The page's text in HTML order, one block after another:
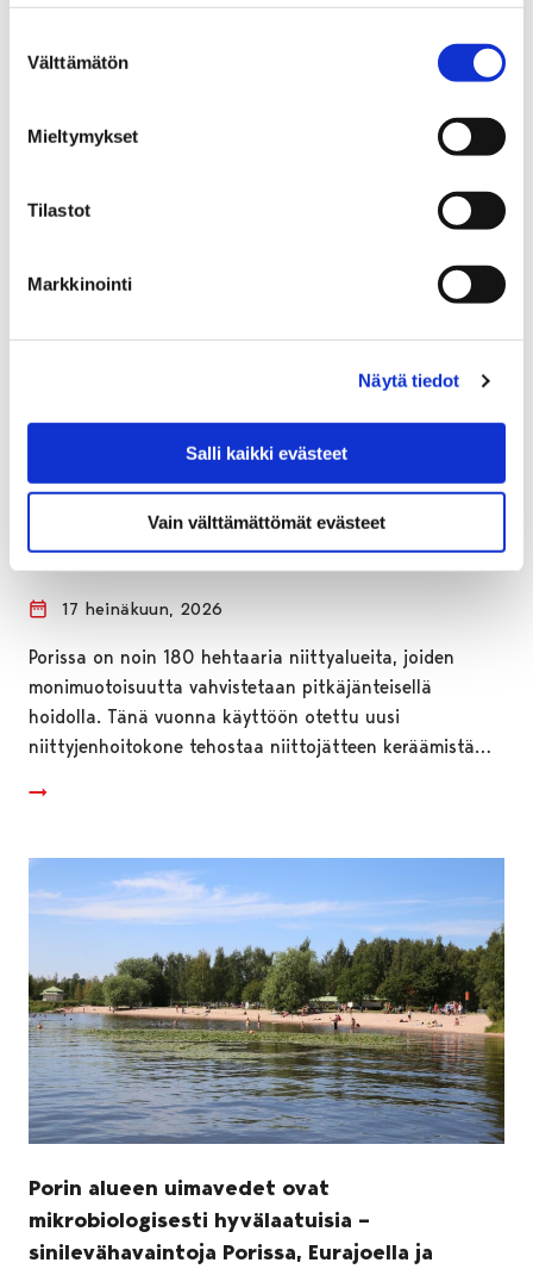
valinta
Välttämätön
Mieltymykset
Tilastot
Markkinointi
Näytä tiedot
Salli kaikki evästeet
Vain välttämättömät evästeet
konservoitavaksi. Teos palaa paikalleen Eetunaukiolle
Pori kehittää niittyjen hoitoa luonnon
monimuotoisuuden vahvistamiseksi
17 heinäkuun, 2026
Porissa on noin 180 hehtaaria niittyalueita, joiden
monimuotoisuutta vahvistetaan pitkäjänteisellä
hoidolla. Tänä vuonna käyttöön otettu uusi
niittyjenhoitokone tehostaa niittojätteen keräämistä…
Porin alueen uimavedet ovat
mikrobiologisesti hyvälaatuisia –
sinilevähavaintoja Porissa, Eurajoella ja